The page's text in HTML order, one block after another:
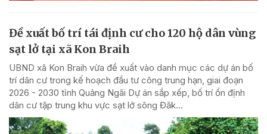
Đề xuất bố trí tái định cư cho 120 hộ dân vùng
sạt lở tại xã Kon Braih
UBND xã Kon Braih vừa đề xuất vào danh mục các dự án bố
trí dân cư trong kế hoạch đầu tư công trung hạn, giai đoạn
2026 - 2030 tỉnh Quảng Ngãi Dự án sắp xếp, bố trí ổn định
dân cư tập trung khu vực sạt lở sông Đăk...